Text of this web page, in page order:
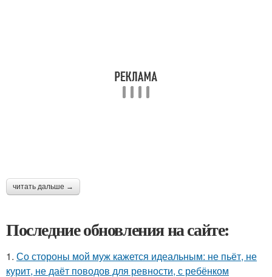
читать дальше →
Последние обновления на сайте:
1. Со стороны мой муж кажется идеальным: не пьёт, не
курит, не даёт поводов для ревности, с ребёнком